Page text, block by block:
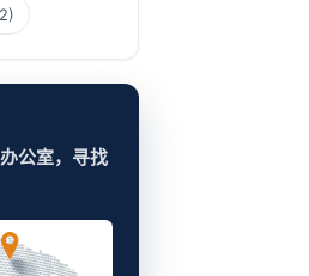
公室，寻找